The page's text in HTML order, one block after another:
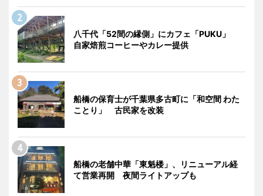
八千代「52間の縁側」にカフェ「PUKU」
自家焙煎コーヒーやカレー提供
船橋の保育士が千葉県多古町に「和空間 わた
ことり」 古民家を改装
船橋の老舗中華「東魁楼」、リニューアル経
て営業再開 夜間ライトアップも